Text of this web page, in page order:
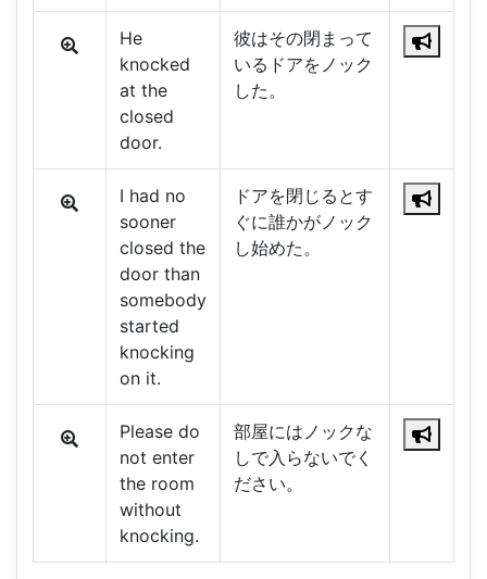
He
knocked
at the
closed
door.
彼はその閉まって
いるドアをノック
した。
I had no
sooner
closed the
door than
somebody
started
knocking
on it.
ドアを閉じるとす
ぐに誰かがノック
し始めた。
Please do
not enter
the room
without
knocking.
部屋にはノックな
しで入らないでく
ださい。